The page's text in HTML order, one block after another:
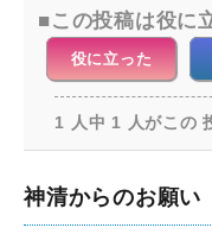
この投稿は役に
役に立った
1 人中 1 人がこの
神清からのお願い